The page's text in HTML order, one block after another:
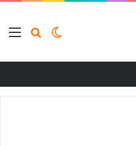
بحثالوضع